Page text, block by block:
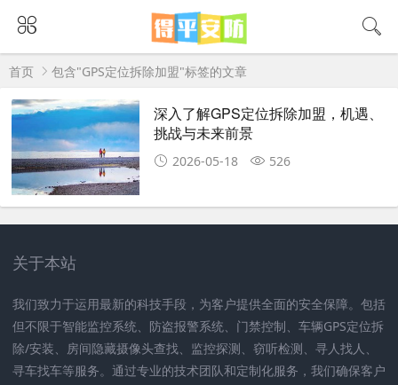
首页 包含"GPS定位拆除加盟"标签的文章
深入了解GPS定位拆除加盟，机遇、
挑战与未来前景
2026-05-18 526
关于本站
我们致力于运用最新的科技手段，为客户提供全面的安全保障。包括
但不限于智能监控系统、防盗报警系统、门禁控制、车辆GPS定位拆
除/安装、房间隐藏摄像头查找、监控探测、窃听检测、寻人找人、
寻车找车等服务。通过专业的技术团队和定制化服务，我们确保客户